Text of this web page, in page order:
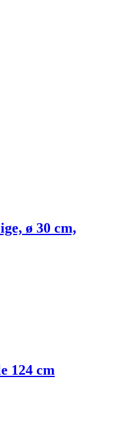
ø 30 cm,
124 cm